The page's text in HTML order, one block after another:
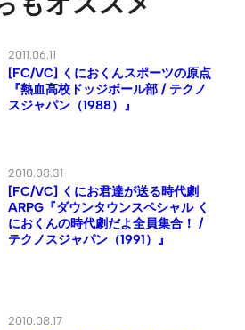
2011.06.11
[FC/VC] くにおくんスポーツの原点
『熱血高校ドッジボール部 / テクノ
スジャパン（1988）』
2010.08.31
[FC/VC] くにお君達が送る時代劇
ARPG『ダウンタウンスペシャル く
におくんの時代劇だよ全員集合！ /
テクノスジャパン（1991）』
2010.08.17